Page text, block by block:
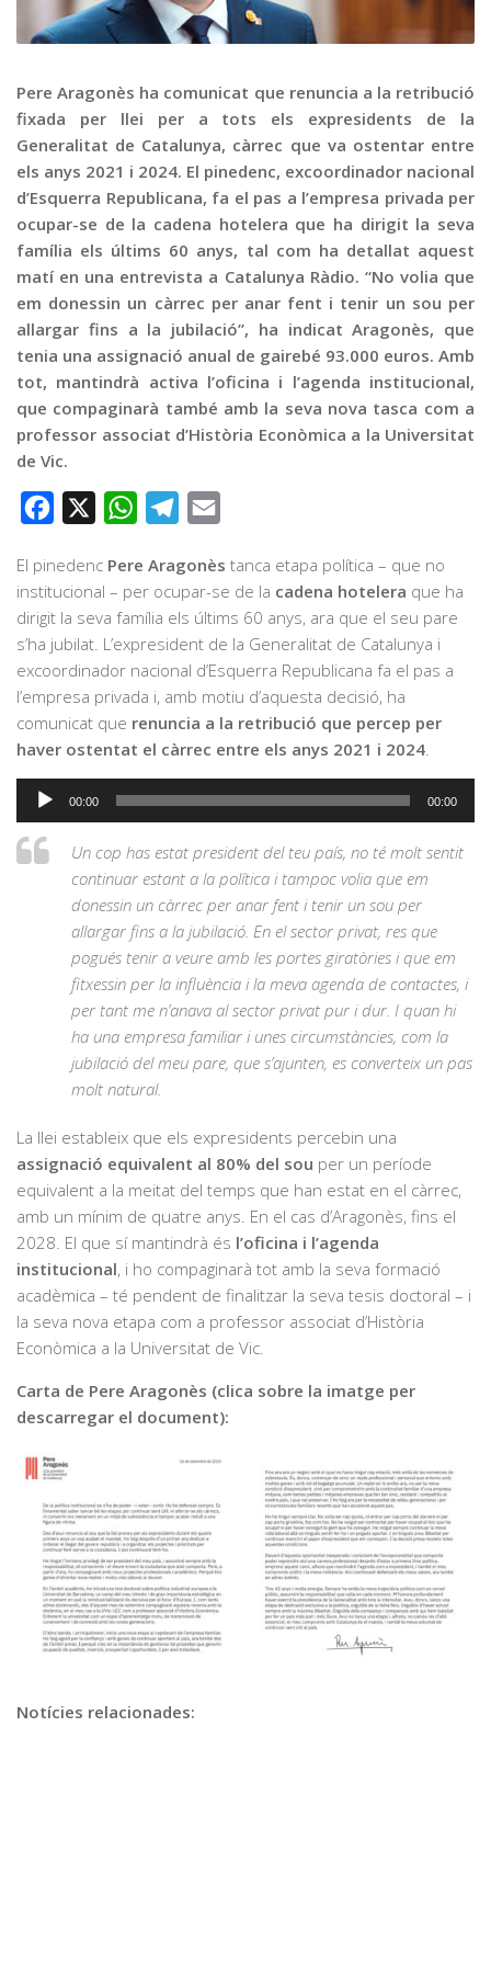
Publicitat
Contacte
Pere Aragonès ha comunicat que renuncia a la retribució
fixada per llei per a tots els expresidents de la
Generalitat de Catalunya, càrrec que va ostentar entre
els anys 2021 i 2024. El pinedenc, excoordinador nacional
d’Esquerra Republicana, fa el pas a l’empresa privada per
ocupar-se de la cadena hotelera que ha dirigit la seva
família els últims 60 anys, tal com ha detallat aquest
matí en una entrevista a Catalunya Ràdio. “No volia que
em donessin un càrrec per anar fent i tenir un sou per
allargar fins a la jubilació”, ha indicat Aragonès, que
tenia una assignació anual de gairebé 93.000 euros. Amb
tot, mantindrà activa l’oficina i l’agenda institucional,
que compaginarà també amb la seva nova tasca com a
professor associat d’Història Econòmica a la Universitat
de Vic.
Facebook WhatsAppTelegram
El pinedenc Pere Aragonès tanca etapa política – que no
institucional – per ocupar-se de la cadena hotelera que ha
dirigit la seva família els últims 60 anys, ara que el seu pare
s’ha jubilat. L’expresident de la Generalitat de Catalunya i
excoordinador nacional d’Esquerra Republicana fa el pas a
l’empresa privada i, amb motiu d’aquesta decisió, ha
comunicat que renuncia a la retribució que percep per
haver ostentat el càrrec entre els anys 2021 i 2024
Reproductor
00:00 00:00
Un cop has estat president del teu país, no té molt sentit
continuar estant a la política i tampoc volia que em
donessin un càrrec per anar fent i tenir un sou per
allargar fins a la jubilació. En el sector privat, res que
pogués tenir a veure amb les portes giratòries i que em
fitxessin per la influència i la meva agenda de contactes, i
per tant me n’anava al sector privat pur i dur. I quan hi
ha una empresa familiar i unes circumstàncies, com la
jubilació del meu pare, que s’ajunten, es converteix un pas
molt natural.
La llei estableix que els expresidents percebin una
assignació equivalent al 80% del sou per un període
equivalent a la meitat del temps que han estat en el càrrec,
amb un mínim de quatre anys. En el cas d’Aragonès, fins el
2028. El que sí mantindrà és l’oficina i l’agenda
institucional, i ho compaginarà tot amb la seva formació
acadèmica – té pendent de finalitzar la seva tesis doctoral – i
la seva nova etapa com a professor associat d’Història
Econòmica a la Universitat de Vic.
Carta de Pere Aragonès (clica sobre la imatge per
descarregar el document):
Notícies relacionades: